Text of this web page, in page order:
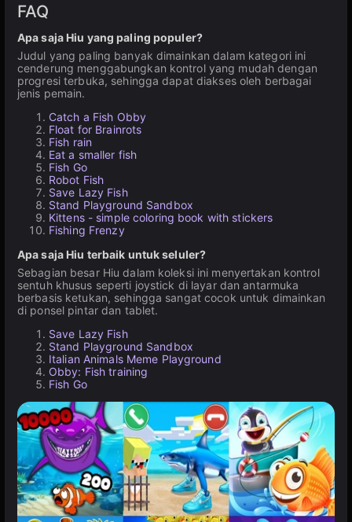
FAQ
Apa saja Hiu yang paling populer?
Judul yang paling banyak dimainkan dalam kategori ini
cenderung menggabungkan kontrol yang mudah dengan
progresi terbuka, sehingga dapat diakses oleh berbagai
jenis pemain.
Catch a Fish Obby
Float for Brainrots
Fish rain
Eat a smaller fish
Fish Go
Robot Fish
Save Lazy Fish
Stand Playground Sandbox
Kittens - simple coloring book with stickers
Fishing Frenzy
Apa saja Hiu terbaik untuk seluler?
Sebagian besar Hiu dalam koleksi ini menyertakan kontrol
sentuh khusus seperti joystick di layar dan antarmuka
berbasis ketukan, sehingga sangat cocok untuk dimainkan
di ponsel pintar dan tablet.
Save Lazy Fish
Stand Playground Sandbox
Italian Animals Meme Playground
Obby: Fish training
Fish Go